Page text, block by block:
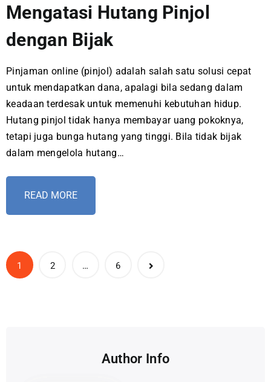
Mengatasi Hutang Pinjol
dengan Bijak
Pinjaman online (pinjol) adalah salah satu solusi cepat
untuk mendapatkan dana, apalagi bila sedang dalam
keadaan terdesak untuk memenuhi kebutuhan hidup.
Hutang pinjol tidak hanya membayar uang pokoknya,
tetapi juga bunga hutang yang tinggi. Bila tidak bijak
dalam mengelola hutang…
READ MORE
1 2 … 6
Author Info